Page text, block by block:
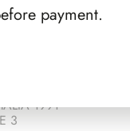
1991
3
payment.